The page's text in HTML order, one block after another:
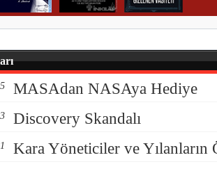
MASAdan NASAya Hediye
Discovery Skandalı
Kara Yöneticiler ve Yılanların